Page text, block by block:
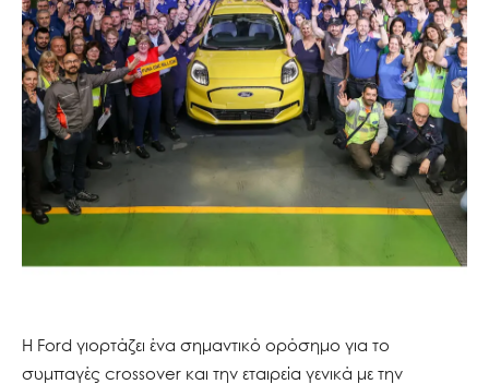
Η Ford γιορτάζει ένα σημαντικό ορόσημο για το
συμπαγές crossover και την εταιρεία γενικά με την